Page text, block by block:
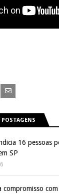
POSTAGENS
16 pessoas
SP
compromisso